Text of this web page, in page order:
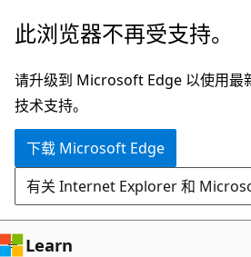
跳
主
要
内
此浏览器不再受支持。
请升级到 Microsoft Edge 以使用最
技术支持。
下载 Microsoft Edge
有关 Internet Explorer 和
Learn